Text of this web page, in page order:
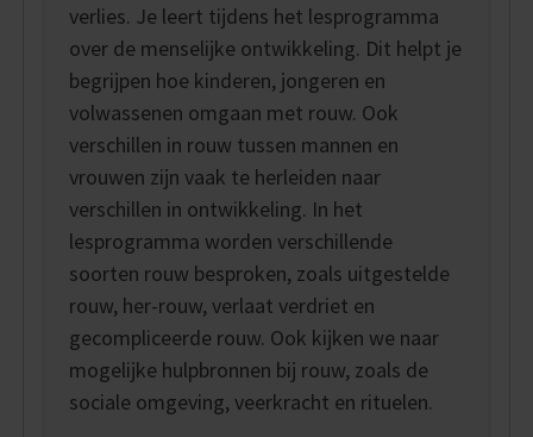
verlies. Je leert tijdens het lesprogramma
over de menselijke ontwikkeling. Dit helpt je
begrijpen hoe kinderen, jongeren en
volwassenen omgaan met rouw. Ook
verschillen in rouw tussen mannen en
vrouwen zijn vaak te herleiden naar
verschillen in ontwikkeling. In het
lesprogramma worden verschillende
soorten rouw besproken, zoals uitgestelde
rouw, her-rouw, verlaat verdriet en
gecompliceerde rouw. Ook kijken we naar
mogelijke hulpbronnen bij rouw, zoals de
sociale omgeving, veerkracht en rituelen.